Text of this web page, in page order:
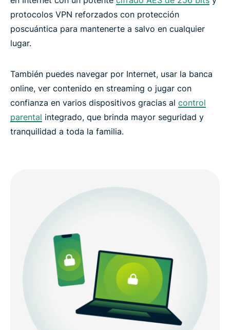
protocolos VPN reforzados con protección
poscuántica para mantenerte a salvo en cualquier
lugar.
También puedes navegar por Internet, usar la banca
online, ver contenido en streaming o jugar con
confianza en varios dispositivos gracias al control
parental integrado, que brinda mayor seguridad y
tranquilidad a toda la familia.